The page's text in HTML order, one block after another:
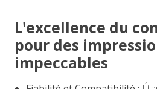
L'excellence du
pour des
impeccables